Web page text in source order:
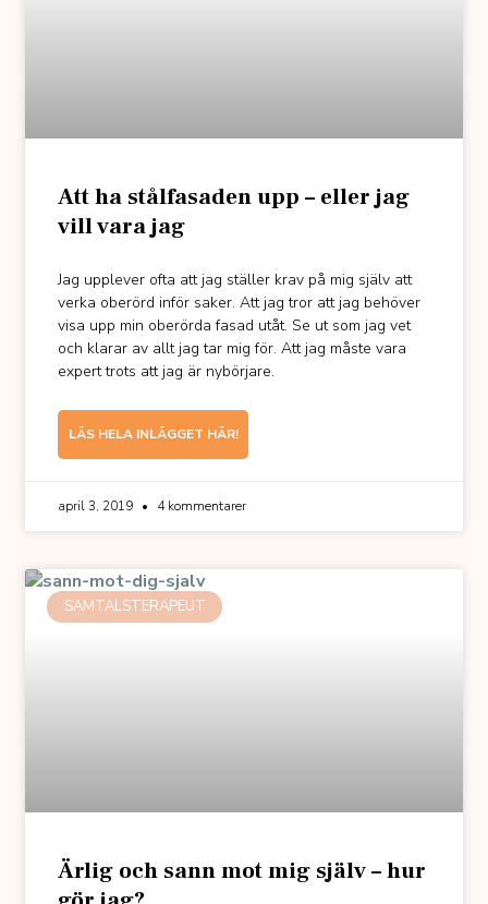
Att ha stålfasaden upp – eller jag
vill vara jag
Jag upplever ofta att jag ställer krav på mig själv att
verka oberörd inför saker. Att jag tror att jag behöver
visa upp min oberörda fasad utåt. Se ut som jag vet
och klarar av allt jag tar mig för. Att jag måste vara
expert trots att jag är nybörjare.
LÄS HELA INLÄGGET HÄR!
april 3, 2019 4 kommentarer
SAMTALSTERAPEUT
Ärlig och sann mot mig själv – hur